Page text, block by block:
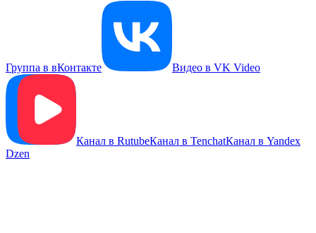
Группа в вКонтакте Видео в VK Video
Канал в RutubeКанал в TenchatКанал в Yandex
Dzen